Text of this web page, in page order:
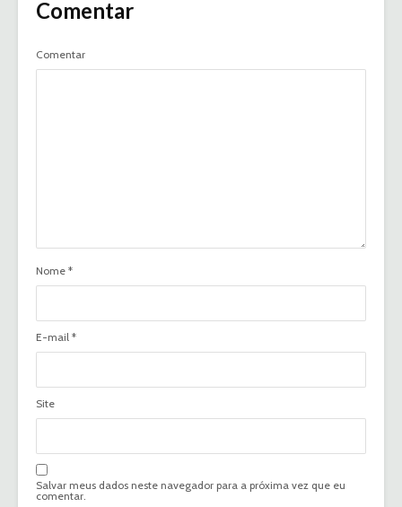
Comentar
Comentar
Nome *
E-mail *
Site
Salvar meus dados neste navegador para a próxima vez que eu
comentar.